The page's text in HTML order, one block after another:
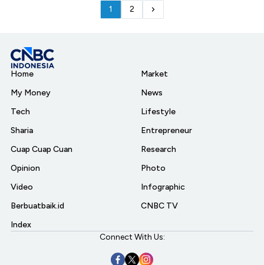
1 2
Home
My Money
Tech
Sharia
Cuap Cuap Cuan
Opinion
Video
Berbuatbaik.id
Index
Market
News
Lifestyle
Entrepreneur
Research
Photo
Infographic
CNBC TV
Connect With Us: